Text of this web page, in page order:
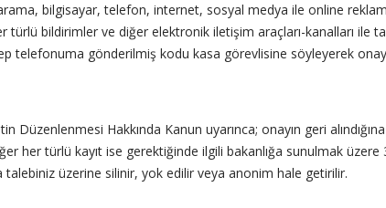
bilgisayar, telefon, internet, sosyal medya ile online
bildirimler ve diğer elektronik iletişim araçları-kanalları ile
telefonuma gönderilmiş kodu kasa görevlisine söyleyerek
Düzenlenmesi Hakkında Kanun uyarınca; onayın geri
her türlü kayıt ise gerektiğinde ilgili bakanlığa sunulmak
talebiniz üzerine silinir, yok edilir veya anonim hale getirilir.